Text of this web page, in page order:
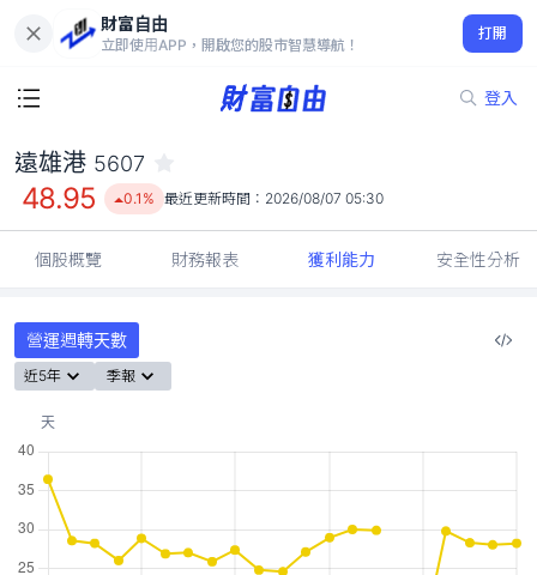
財富自由
立即使用APP，開啟您的股市智慧導航！
打開
登入
48.95
0.1%
遠雄港 5607
48.95 0.1% 最近更新時間： 2026/08/07 05:30
個股概覽 財務報表 獲利能力 安全性分析
營運週轉天數
近5年 季報